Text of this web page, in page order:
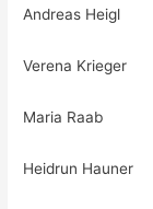
Andreas Heigl
Verena Krieger
Maria Raab
Heidrun Hauner